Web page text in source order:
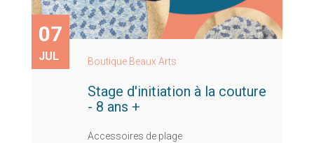
07
JUL Boutique Beaux Arts
Stage d'initiation à la couture
- 8 ans +
Accessoires de plage